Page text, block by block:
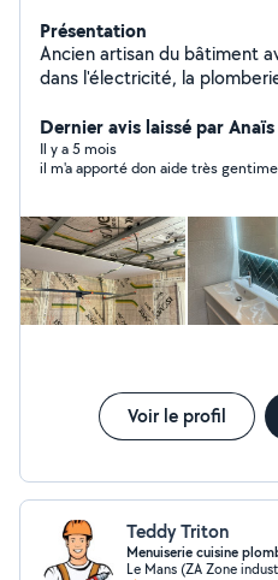
Présentation
Ancien artisan du bâtiment
dans l'électricité, la
permettant de vous appuyer
et de réalisation. Formateur dans le BTP et les écoles
depuis 10 ans, mon sens
appréciable pour mes
Dernier avis laissé par
Il y a 5 mois
il m'a apporté don aide très
Voir le profil
Teddy Triton
Menuiserie cuisine
Le Mans (ZA Zone